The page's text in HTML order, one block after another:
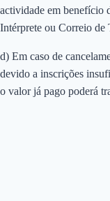
actividade em benefício
Intérprete ou Correio de
d) Em caso de
devido a inscrições
o valor já pago poderá